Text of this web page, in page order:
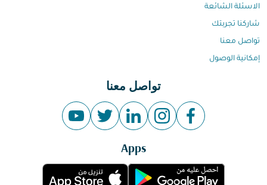
الاسئلة الشائعة
شاركنا تجربتك
تواصل معنا
إمكانية الوصول
تواصل معنا
Apps